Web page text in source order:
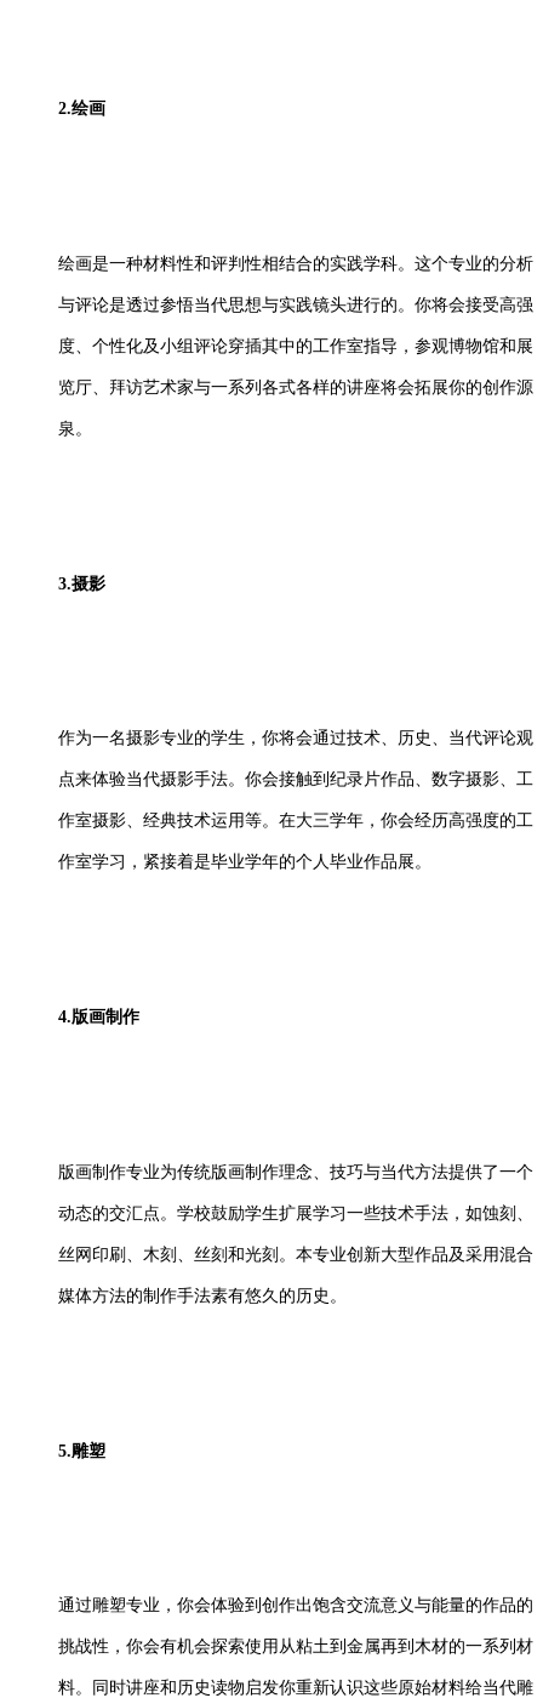
2.绘画
绘画是一种材料性和评判性相结合的实践学科。这个专业的分析
与评论是透过参悟当代思想与实践镜头进行的。你将会接受高强
度、个性化及小组评论穿插其中的工作室指导，参观博物馆和展
览厅、拜访艺术家与一系列各式各样的讲座将会拓展你的创作源
泉。
3.摄影
作为一名摄影专业的学生，你将会通过技术、历史、当代评论观
点来体验当代摄影手法。你会接触到纪录片作品、数字摄影、工
作室摄影、经典技术运用等。在大三学年，你会经历高强度的工
作室学习，紧接着是毕业学年的个人毕业作品展。
4.版画制作
版画制作专业为传统版画制作理念、技巧与当代方法提供了一个
动态的交汇点。学校鼓励学生扩展学习一些技术手法，如蚀刻、
丝网印刷、木刻、丝刻和光刻。本专业创新大型作品及采用混合
媒体方法的制作手法素有悠久的历史。
5.雕塑
通过雕塑专业，你会体验到创作出饱含交流意义与能量的作品的
挑战性，你会有机会探索使用从粘土到金属再到木材的一系列材
料。同时讲座和历史读物启发你重新认识这些原始材料给当代雕